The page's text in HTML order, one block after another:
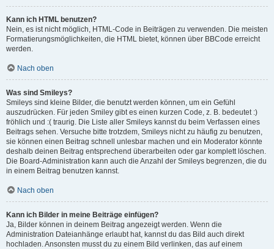
Kann ich HTML benutzen?
Nein, es ist nicht möglich, HTML-Code in Beiträgen zu verwenden. Die meisten
Formatierungsmöglichkeiten, die HTML bietet, können über BBCode erreicht
werden.
Nach oben
Was sind Smileys?
Smileys sind kleine Bilder, die benutzt werden können, um ein Gefühl
auszudrücken. Für jeden Smiley gibt es einen kurzen Code, z. B. bedeutet :)
fröhlich und :( traurig. Die Liste aller Smileys kannst du beim Verfassen eines
Beitrags sehen. Versuche bitte trotzdem, Smileys nicht zu häufig zu benutzen,
sie können einen Beitrag schnell unlesbar machen und ein Moderator könnte
deshalb deinen Beitrag entsprechend überarbeiten oder gar komplett löschen.
Die Board-Administration kann auch die Anzahl der Smileys begrenzen, die du
in einem Beitrag benutzen kannst.
Nach oben
Kann ich Bilder in meine Beiträge einfügen?
Ja, Bilder können in deinem Beitrag angezeigt werden. Wenn die
Administration Dateianhänge erlaubt hat, kannst du das Bild auch direkt
hochladen. Ansonsten musst du zu einem Bild verlinken, das auf einem